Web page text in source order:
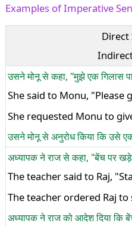
Examples of Imperative
Direct
उसने मोनू से कहा, "मुझे एक गिलास
She said to Monu, "Please
She requested Monu to
उसने मोनू से अनुरोध किया कि उसे
अध्यापक ने राज से कहा, "बेंच पर
The teacher said to Raj,
The teacher ordered Raj
अध्यापक ने राज को आदेश दिया कि